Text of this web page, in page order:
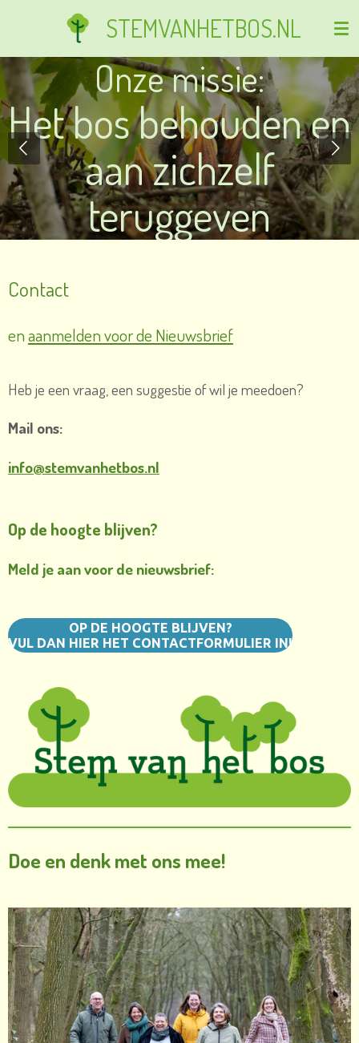
naar
de
hoofdinhoud
STEMVANHETBOS.NL
Onze missie:
Het bos behouden en
aan zichzelf
teruggeven
Contact
enaanmelden voor de Nieuwsbrief
Heb je een vraag, een suggestie of wil je meedoen?
Mail ons:
info@stemvanhetbos.nl
Op de hoogte blijven?
Meld je aan voor de nieuwsbrief:
OP DE HOOGTE BLIJVEN?
VUL DAN HIER HET CONTACTFORMULIER IN!
Doe en denk met ons mee!